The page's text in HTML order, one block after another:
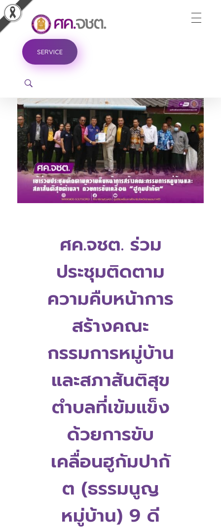
ศูนย์ขับเคลื่อนการศึกษาในจังหวัดชายแดนภาคใต้
SERVICE
ศค.จชต. ร่วม
ประชุมติดตาม
ความคืบหน้าการ
สร้างคณะ
กรรมการหมู่บ้าน
และสภาสันติสุข
ตำบลที่เข้มแข็ง
ด้วยการขับ
เคลื่อนฮูกัมปากั
ต (ธรรมนูญ
หมู่บ้าน) 9 ดี